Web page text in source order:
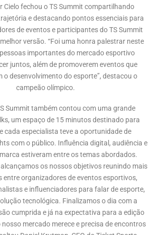
Cielo fechou o TS Summit compartilhando
e destacando pontos essenciais para
de eventos e participantes do TS Summit
versão. “Foi uma honra palestrar neste
importantes do mercado esportivo
juntos, além de promoverem eventos que
o desenvolvimento do esporte”, destacou o
campeão olímpico.
Summit também contou com uma grande
um espaço de 15 minutos destinado para
cada especialista teve a oportunidade de
com o público. Influência digital, audiência e
estiveram entre os temas abordados.
alcançamos os nossos objetivos reunindo mais
entre organizadores de eventos esportivos,
e influenciadores para falar de esporte,
tecnológica. Finalizamos o dia com a
cumprida e já na expectativa para a edição
mercado merece e precisa de encontros